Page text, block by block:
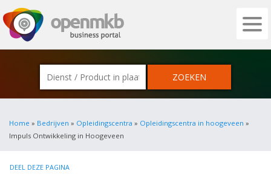
OPENMKB - DE ZAKELIJKE PORTAL
Home » Bedrijven » Opleidingscentra » Opleidingscentra in hoogeveen »
Impuls Ontwikkeling in Hoogeveen
DEEL DEZE PAGINA